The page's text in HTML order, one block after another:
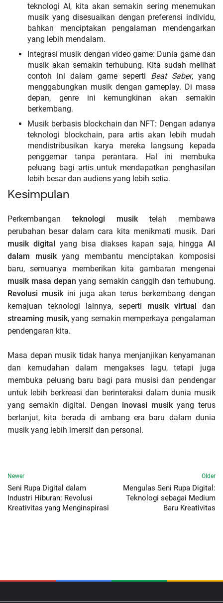
teknologi AI, kita akan semakin sering menemukan
musik yang disesuaikan dengan preferensi individu,
bahkan menciptakan pengalaman mendengarkan
yang lebih mendalam.
Integrasi musik dengan video game: Dunia game dan
musik akan semakin terhubung. Kita sudah melihat
contoh ini dalam game seperti Beat Saber, yang
menggabungkan musik dengan gameplay. Di masa
depan, genre ini kemungkinan akan semakin
berkembang.
Musik berbasis blockchain dan NFT: Dengan adanya
teknologi blockchain, para artis akan lebih mudah
mendistribusikan karya mereka langsung kepada
penggemar tanpa perantara. Hal ini membuka
peluang bagi artis untuk mendapatkan penghasilan
lebih besar dan audiens yang lebih setia.
Kesimpulan
Perkembangan teknologi musiktelah membawa
perubahan besar dalam cara kita menikmati musik. Dari
musik digital yang bisa diakses kapan saja, hingga AI
dalam musikyang membantu menciptakan komposisi
baru, semuanya memberikan kita gambaran mengenai
musik masa depan yang semakin canggih dan terhubung.
Revolusi musikini juga akan terus berkembang dengan
kemajuan teknologi lainnya, seperti musik virtual dan
streaming musik, yang semakin memperkaya pengalaman
pendengaran kita.
Masa depan musik tidak hanya menjanjikan kenyamanan
dan kemudahan dalam mengakses lagu, tetapi juga
membuka peluang baru bagi para musisi dan pendengar
untuk lebih berkreasi dan berinteraksi dalam dunia musik
yang semakin digital. Dengan inovasi musikyang terus
berlanjut, kita berada di ambang era baru dalam dunia
musik yang lebih imersif dan personal.
Newer
Seni Rupa Digital dalam
Industri Hiburan: Revolusi
Kreativitas yang Menginspirasi
Older
Mengulas Seni Rupa Digital:
Teknologi sebagai Medium
Baru Kreativitas